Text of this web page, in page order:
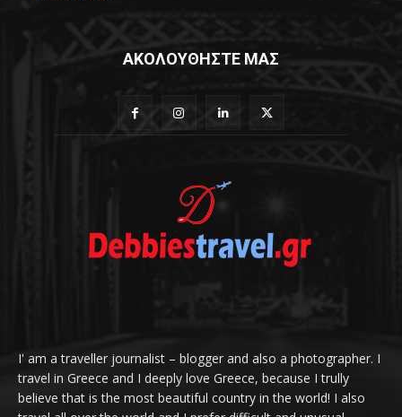
ΑΚΟΛΟΥΘΗΣΤΕ ΜΑΣ
I' am a traveller journalist – blogger and also a photographer. I
travel in Greece and I deeply love Greece, because I trully
believe that is the most beautiful country in the world! I also